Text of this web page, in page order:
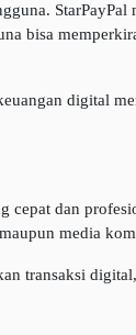
bisa
digital
cepat dan
media
transaksi